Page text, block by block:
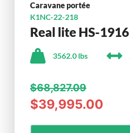
Caravane portée
K1NC-22-218
Real lite HS-
3562.0 lbs
$68,827.09
$39,995.00